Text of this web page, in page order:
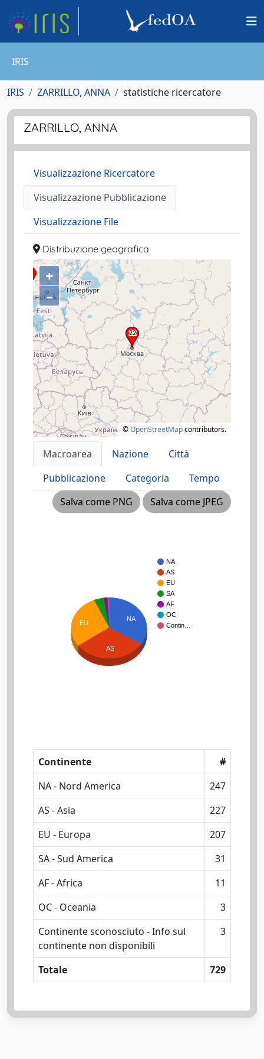
IRIS
IRIS ZARRILLO, ANNA statistiche ricercatore
ZARRILLO, ANNA
Visualizzazione Ricercatore
Visualizzazione Pubblicazione
Visualizzazione File
Distribuzione geografica
+
–
©OpenStreetMapcontributors.
Macroarea Nazione
Città
Pubblicazione
Categoria
Tempo
Salva come PNG
Salva come JPEG
NA
AS
EU
SA
AF
OC
Contin…
NA
EU
AS
Continente
#
NA - Nord America
247
AS - Asia
227
EU - Europa
207
SA - Sud America
31
AF - Africa
11
OC - Oceania
3
Continente sconosciuto - Info sul
continente non disponibili
3
Totale 729